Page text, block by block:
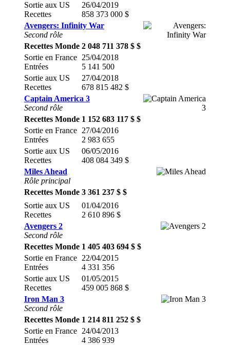
Sortie aux US
Recettes
26/04/2019
858 373 000 $
Avengers: Infinity War
Second rôle
Recettes Monde 2 048 711 378 $ $
Sortie en France
Entrées
25/04/2018
5 141 500
Sortie aux US
Recettes
27/04/2018
678 815 482 $
Captain America 3
Second rôle
Recettes Monde 1 152 683 117 $ $
Sortie en France
Entrées
27/04/2016
2 983 655
Sortie aux US
Recettes
06/05/2016
408 084 349 $
Miles Ahead
Rôle principal
Recettes Monde 3 361 237 $ $
Sortie aux US
Recettes
01/04/2016
2 610 896 $
Avengers 2
Second rôle
Recettes Monde 1 405 403 694 $ $
Sortie en France
Entrées
22/04/2015
4 331 356
Sortie aux US
Recettes
01/05/2015
459 005 868 $
Iron Man 3
Second rôle
Recettes Monde 1 214 811 252 $ $
Sortie en France
Entrées
24/04/2013
4 386 939